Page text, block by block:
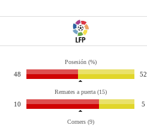
Posesión (%)
48 52
Remates a puerta (15)
10 5
Corners (9)